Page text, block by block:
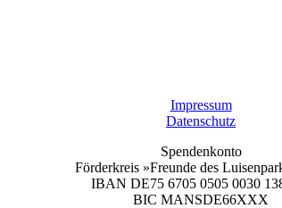
Impressum
Datenschutz
Spendenkonto
Förderkreis »Freunde des
IBAN DE75 6705 0505 0030
BIC MANSDE66XXX